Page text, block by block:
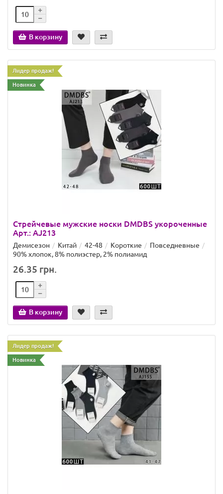
В корзину
Лидер продаж!
Новинка
Стрейчевые мужские носки DMDBS укороченные
Арт.: AJ213
Демисезон Китай 42-48 Короткие
Повседневные
90% хлопок, 8% полиэстер, 2% полиамид
26.35 грн.
В корзину
Лидер продаж!
Новинка